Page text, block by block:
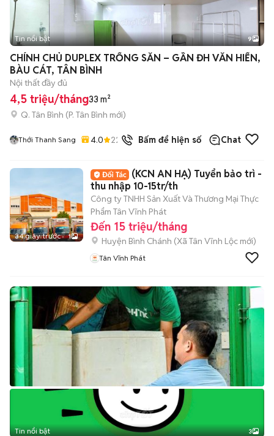
+2
Tin nổi bật 9
CHÍNH CHỦ DUPLEX TRỐNG SẴN – GẦN ĐH VĂN HIẾN,
BÀU CÁT, TÂN BÌNH
Nội thất đầy đủ
4,5 triệu/tháng33 m²
Q. Tân Bình (P. Tân Bình mới)
Thới Thanh Sang 4.0 22 đã bánBấm để hiện số Chat
34 giây trước 1
(KCN AN HẠ) Tuyển bảo trì -
thu nhập 10-15tr/th
Công ty TNHH Sản Xuất Và Thương Mại Thực
Phẩm Tân Vĩnh Phát
Đến 15 triệu/tháng
Huyện Bình Chánh (Xã Tân Vĩnh Lộc mới)
Tân Vĩnh Phát
Tin nổi bật 3